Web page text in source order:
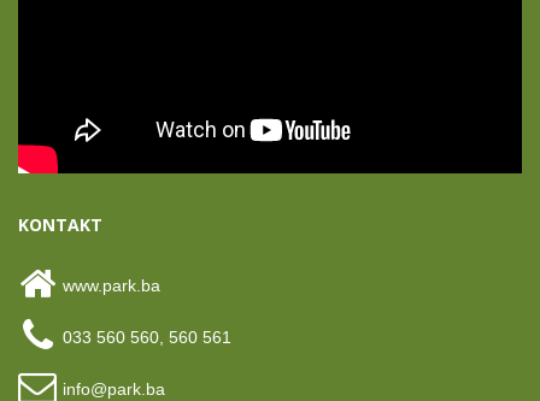
KONTAKT
www.park.ba
033 560 560, 560 561
info@park.ba